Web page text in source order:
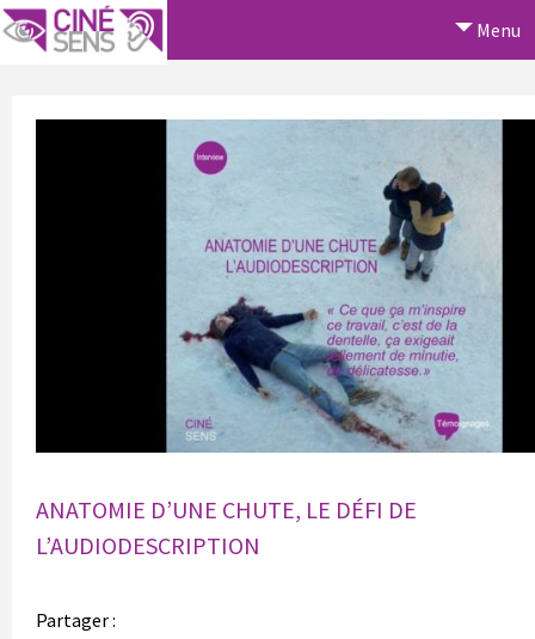
Menu
ANATOMIE D’UNE CHUTE, LE DÉFI DE
L’AUDIODESCRIPTION
Partager :